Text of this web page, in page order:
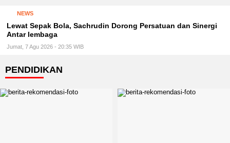
NEWS
Lewat Sepak Bola, Sachrudin Dorong Persatuan dan Sinergi
Antar lembaga
Jumat, 7 Agu 2026 - 20:35 WIB
PENDIDIKAN